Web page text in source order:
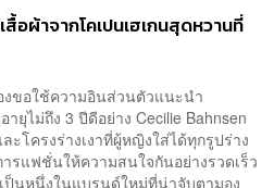
อผ้าจากโคเปนเฮเกนสุดหวานที่
งขอใช้ความอินส่วนตัวแนะนำ
ยุไม่ถึง 3 ปีดีอย่าง Cecilie Bahnsen
โครงร่างเงาที่ผู้หญิงใส่ได้ทุกรูปร่าง
รแฟชั่นให้ความสนใจกันอย่างรวดเร็ว
ป็นหนึ่งในแบรนด์ใหม่ที่น่าจับตามอง